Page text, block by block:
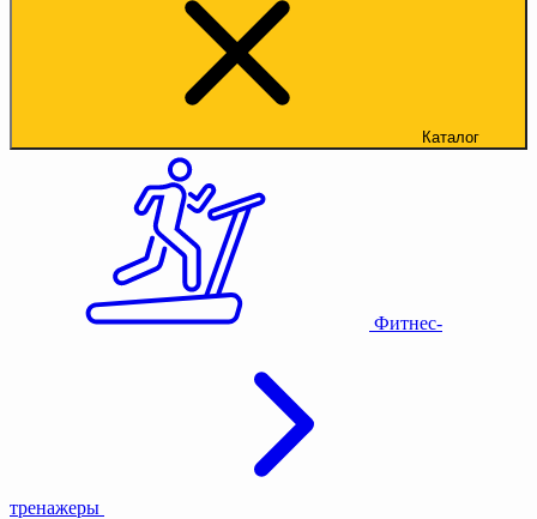
Каталог
Фитнес-
тренажеры